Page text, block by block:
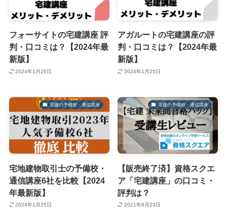
フォーサイトの宅建講座 評
判・口コミは？【2024年最
新版】
2024年1月25日
アガルートの宅建講座の評
判・口コミは？【2024年最
新版】
2024年1月25日
宅建の予備校・通信講座
宅地建物取引士の予備校・
通信講座6社を比較【2024
年最新版】
2024年1月25日
宅建の予備校・通信講座
【販売終了済】資格スクエ
ア「宅建講座」の口コミ・
評判は？
2021年8月23日